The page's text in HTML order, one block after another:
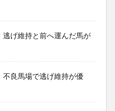
げ維持と前へ運んだ馬が
良馬場で逃げ維持が優